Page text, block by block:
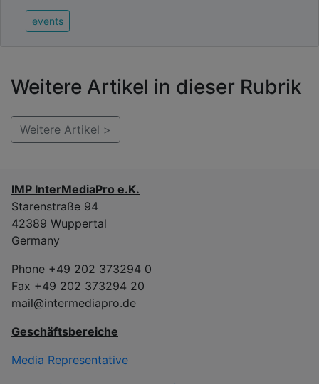
events
Weitere Artikel in dieser Rubrik
Weitere Artikel >
IMP InterMediaPro e.K.
Starenstraße 94
42389 Wuppertal
Germany
Phone +49 202 373294 0
Fax +49 202 373294 20
mail@intermediapro.de
Geschäftsbereiche
Media Representative